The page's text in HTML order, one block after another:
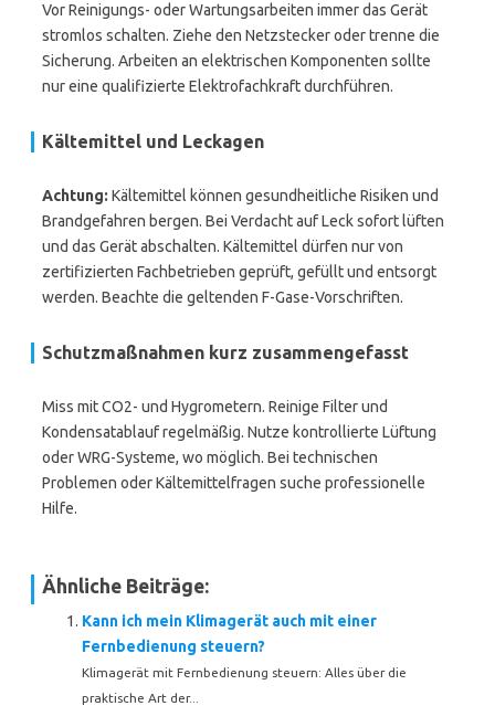
Vor Reinigungs- oder Wartungsarbeiten immer das Gerät
stromlos schalten. Ziehe den Netzstecker oder trenne die
Sicherung. Arbeiten an elektrischen Komponenten sollte
nur eine qualifizierte Elektrofachkraft durchführen.
Kältemittel und Leckagen
Achtung: Kältemittel können gesundheitliche Risiken und
Brandgefahren bergen. Bei Verdacht auf Leck sofort lüften
und das Gerät abschalten. Kältemittel dürfen nur von
zertifizierten Fachbetrieben geprüft, gefüllt und entsorgt
werden. Beachte die geltenden F-Gase-Vorschriften.
Schutzmaßnahmen kurz zusammengefasst
Miss mit CO2- und Hygrometern. Reinige Filter und
Kondensatablauf regelmäßig. Nutze kontrollierte Lüftung
oder WRG-Systeme, wo möglich. Bei technischen
Problemen oder Kältemittelfragen suche professionelle
Hilfe.
Ähnliche Beiträge:
Kann ich mein Klimagerät auch mit einer
Fernbedienung steuern?
Klimagerät mit Fernbedienung steuern: Alles über die
praktische Art der...